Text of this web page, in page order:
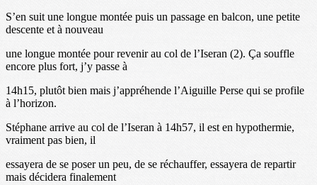
S’en suit une longue montée puis un passage en balcon, une petite
descente et à nouveau
une longue montée pour revenir au col de l’Iseran (2). Ça souffle
encore plus fort, j’y passe à
14h15, plutôt bien mais j’appréhende l’Aiguille Perse qui se profile
à l’horizon.
Stéphane arrive au col de l’Iseran à 14h57, il est en hypothermie,
vraiment pas bien, il
essayera de se poser un peu, de se réchauffer, essayera de repartir
mais décidera finalement